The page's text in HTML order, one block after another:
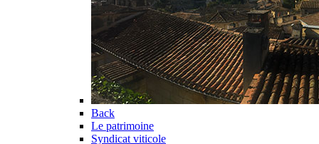
Back
Le patrimoine
Syndicat viticole